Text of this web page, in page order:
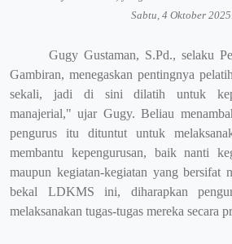
Sabtu, 4 Oktober 2025.
Gugy Gustaman, S.Pd., selaku
Gambiran, menegaskan pentingnya
sekali, jadi di sini dilatih untuk
manajerial," ujar Gugy. Beliau
pengurus itu dituntut untuk
membantu kepengurusan, baik nanti
maupun kegiatan-kegiatan yang bersifat
bekal LDKMS ini, diharapkan
melaksanakan tugas-tugas mereka secara